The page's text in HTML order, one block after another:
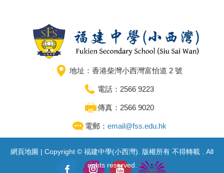
地址：香港柴灣小西灣富怡道 2 號
電話：2566 9223
傳真：2566 9020
電郵： email@fss.edu.hk
網頁地圖 | Copyright © 福建中學(小西灣). 版權所有 不得轉載 . All
rights reserved.